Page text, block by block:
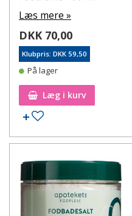
Læs mere »
DKK 70,00
Klubpris: DKK 59,50
På lager
Læg i kurv
Tilføj til ønskeseddel